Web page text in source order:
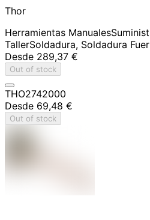
Thor
Herramientas Manuales
TallerSoldadura, Soldadura
Desde 289,37 €
Out of stock
THO2742000
Desde 69,48 €
Out of stock